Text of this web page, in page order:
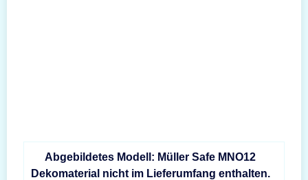
Abgebildetes Modell: Müller Safe MNO12
Dekomaterial nicht im Lieferumfang enthalten.